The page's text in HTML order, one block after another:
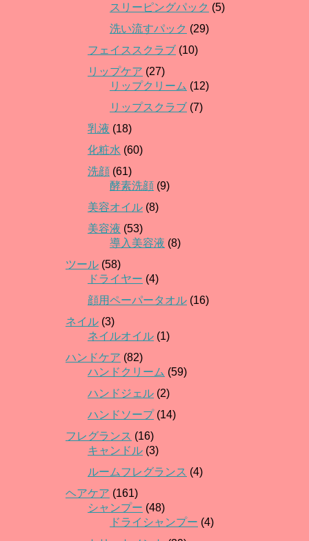
スリーピングパック (5)
洗い流すパック (29)
フェイススクラブ (10)
リップケア (27)
リップクリーム (12)
リップスクラブ (7)
乳液 (18)
化粧水 (60)
洗顔 (61)
酵素洗顔 (9)
美容オイル (8)
美容液 (53)
導入美容液 (8)
ツール (58)
ドライヤー (4)
顔用ペーパータオル (16)
ネイル (3)
ネイルオイル (1)
ハンドケア (82)
ハンドクリーム (59)
ハンドジェル (2)
ハンドソープ(14)
フレグランス (16)
キャンドル (3)
ルームフレグランス (4)
ヘアケア (161)
シャンプー (48)
ドライシャンプー (4)